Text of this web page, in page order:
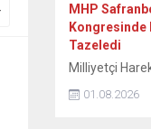
MHP
Kongresinde
Tazeledi
Milliyetçi
aday olarak
01.08.2026